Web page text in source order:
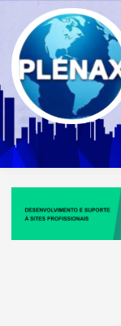
content